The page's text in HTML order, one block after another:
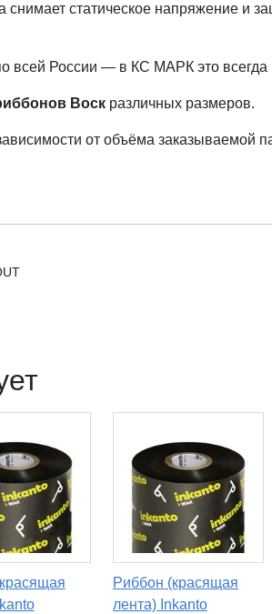
статическое напряжение и
всей России — в КС МАРК это
Воск различных размеров.
от объёма заказываемой
Риббон (красящая
лента) Inkanto